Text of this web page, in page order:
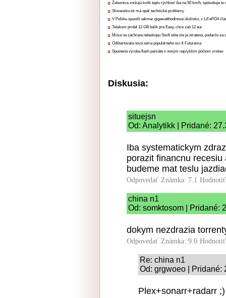
Železnice znižujú kvôli teplu rýchlosť iba na 50 km/h, spôsobuje to
Slovensko.sk má opäť technické problémy
V Poľsku spustili takmer gigawatthodinové úložisko, z LiFePO4
Telekom pridal 12 GB balík pre Easy, chce zaň 12 eur
Misia na záchranu teleskopu Swift ešte nie je stratená, podarilo sa
Odštartovala nová séria populárneho sci-fi Futurama
Spustená výroba flash pamäte s novým najvyšším počtom vrstiev
Diskusia:
situejsn
Od: Analytikk | Pridané:
Iba systematickym
porazit financnu
budeme mat teslu
Odpovedať Známka: 7.1
china n1
Od: somktosom | Pridané:
dokym nezdrazia
Odpovedať Známka: 9.0
Re: china n1
Od: grgwoeo | Pridané:
Plex+sonarr+radarr ;)